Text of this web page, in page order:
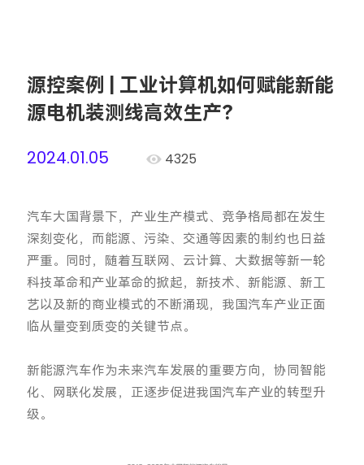
源控案例 | 工业计算机如何赋能新能
源电机装测线高效生产？
2024.01.05
4325
汽车大国背景下，产业生产模式、竞争格局都在发生
深刻变化，而能源、污染、交通等因素的制约也日益
严重。同时，随着互联网、云计算、大数据等新一轮
科技革命和产业革命的掀起，新技术、新能源、新工
艺以及新的商业模式的不断涌现，我国汽车产业正面
临从量变到质变的关键节点。
新能源汽车作为未来汽车发展的重要方向，协同智能
化、网联化发展，正逐步促进我国汽车产业的转型升
级。